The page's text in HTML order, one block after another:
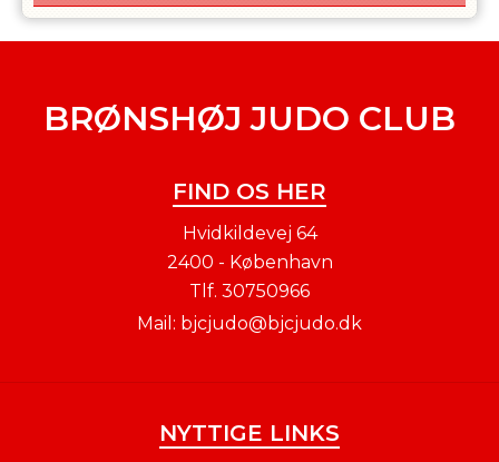
BRØNSHØJ JUDO CLUB
FIND OS HER
Hvidkildevej 64
2400 - København
Tlf. 30750966
Mail: bjcjudo@bjcjudo.dk
NYTTIGE LINKS